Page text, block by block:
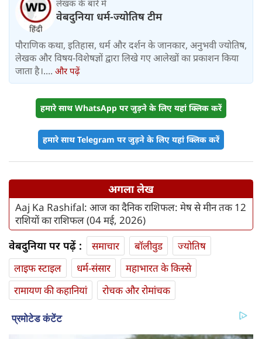
लेखक के बारे में
वेबदुनिया धर्म-ज्योतिष टीम
पौराणिक कथा, इतिहास, धर्म और दर्शन के जानकार, अनुभवी ज्योतिष,
लेखक और विषय-विशेषज्ञों द्वारा लिखे गए आलेखों का प्रकाशन किया
जाता है।.... और पढ़ें
हमारे साथ WhatsApp पर जुड़ने के लिए यहां क्लिक करें
हमारे साथ Telegram पर जुड़ने के लिए यहां क्लिक करें
अगला लेख
Aaj Ka Rashifal: आज का दैनिक राशिफल: मेष से मीन तक 12
राशियों का राशिफल (04 मई, 2026)
वेबदुनिया पर पढ़ें : समाचार बॉलीवुड
ज्योतिष
लाइफ स्‍टाइल
धर्म-संसार
महाभारत के किस्से
रामायण की कहानियां
रोचक और रोमांचक